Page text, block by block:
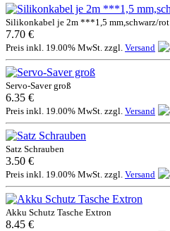
Silikonkabel je 2m ***1,5 mm,schwarz/rot
7.70 €
Preis inkl. 19.00% MwSt. zzgl. Versand
Servo-Saver groß
6.35 €
Preis inkl. 19.00% MwSt. zzgl. Versand
Satz Schrauben
3.50 €
Preis inkl. 19.00% MwSt. zzgl. Versand
Akku Schutz Tasche Extron
8.45 €